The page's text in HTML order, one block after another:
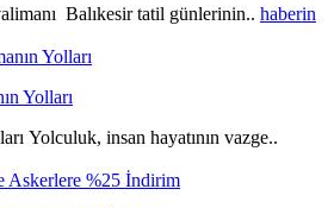
Balıkesir tatil günlerinin.. haberin
Yolları
Yolculuk, insan hayatının vazge..